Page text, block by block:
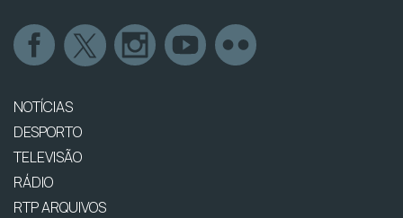
NOTÍCIAS
DESPORTO
TELEVISÃO
RÁDIO
RTP ARQUIVOS